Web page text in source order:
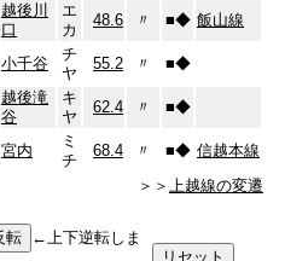
越後川
口
エ
カ
48.6 〃 ■◆ 飯山線
小千谷
チ
ヤ
55.2 〃 ■◆
越後滝
谷
キ
ヤ
62.4 〃 ■◆
宮内
ミ
チ
68.4 〃 ■◆ 信越本線
＞＞ 上越線の変遷
←上下逆転しま